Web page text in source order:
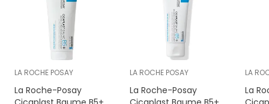
LA ROCHE POSAY
La Roche-Posay
LA ROCHE POSAY
La Roche-Posay
LA
La